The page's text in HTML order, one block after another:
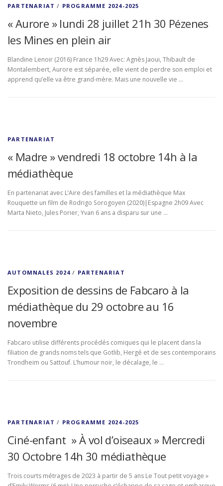
PARTENARIAT / PROGRAMME 2024-2025
« Aurore » lundi 28 juillet 21h 30 Pézenes
les Mines en plein air
Blandine Lenoir (2016) France 1h29 Avec: Agnès Jaoui, Thibault de
Montalembert, Aurore est séparée, elle vient de perdre son emploi et
apprend qu’elle va être grand-mère. Mais une nouvelle vie …
PARTENARIAT
« Madre » vendredi 18 octobre 14h à la
médiathèque
En partenariat avec L’Aire des familles et la médiathèque Max
Rouquette un film de Rodrigo Sorogoyen (2020)|Espagne 2h09 Avec
Marta Nieto, Jules Porier, Yvan 6 ans a disparu sur une …
AUTOMNALES 2024 / PARTENARIAT
Exposition de dessins de Fabcaro à la
médiathèque du 29 octobre au 16
novembre
Fabcaro utilise différents procédés comiques qui le placent dans la
filiation de grands noms tels que Gotlib, Hergé et de ses contemporains
Trondheim ou Sattouf. L’humour noir, le décalage, le …
PARTENARIAT / PROGRAMME 2024-2025
Ciné-enfant » À vol d’oiseaux » Mercredi
30 Octobre 14h 30 médiathèque
Trois courts métrages de 2023 à partir de 5 ans Le Tout petit voyage »